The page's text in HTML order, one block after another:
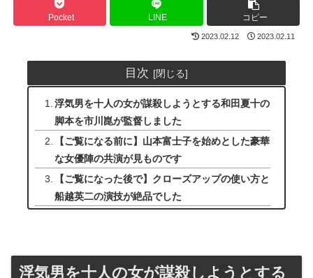
Pocket LINE コピー
2023.02.12 2023.02.11
目次
浮気男を十人の女が謀殺しようとする和田夏十の
脚本を市川崑が監督しました
【ご覧になる前に】山本富士子を始めとした豪華
な女優陣の共演が見ものです
【ご覧になった後で】クローズアップの使い方と
船越英二の演技が絶品でした
浮気男を十人の女が謀殺しようとする